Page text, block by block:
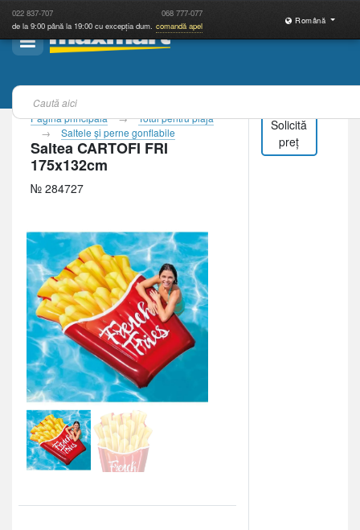
022 837-707 068 777-077
de la 9:00 până la 19:00 cu excepția dum. comandă apel
Română
Pagina principală
Totul pentru plajă
Saltele şi perne gonflabile
Saltea CARTOFI FRI
175x132cm
№ 284727
Solicită
preț